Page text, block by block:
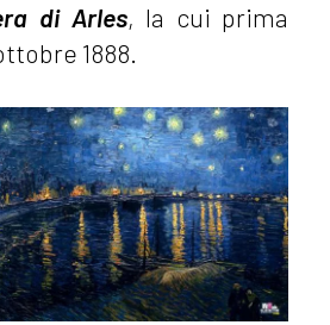
di Arles, la cui prima
1888.